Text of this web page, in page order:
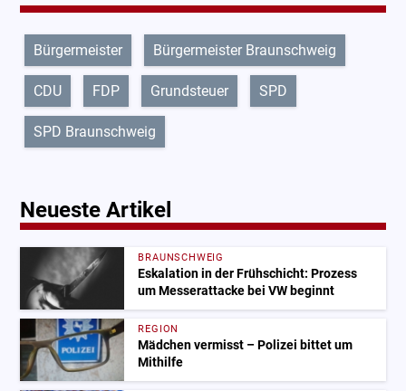
Bürgermeister Bürgermeister Braunschweig
CDU FDP Grundsteuer SPD
SPD Braunschweig
Neueste Artikel
BRAUNSCHWEIG
Eskalation in der Frühschicht: Prozess
um Messerattacke bei VW beginnt
REGION
Mädchen vermisst – Polizei bittet um
Mithilfe